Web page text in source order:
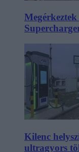
Kilenc
ultragyors